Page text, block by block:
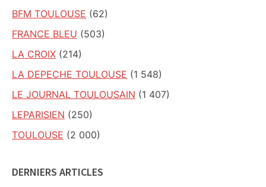
BFM TOULOUSE (62)
FRANCE BLEU (503)
LA CROIX (214)
LA DEPECHE TOULOUSE (1 548)
LE JOURNAL TOULOUSAIN (1 407)
LEPARISIEN (250)
TOULOUSE (2 000)
DERNIERS ARTICLES